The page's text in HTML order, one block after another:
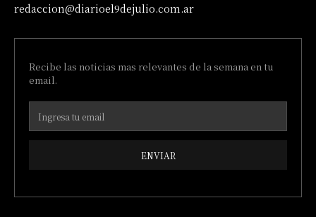
redaccion@diarioel9dejulio.com.ar
Recibe las noticias mas relevantes de la semana en tu
email.
ENVIAR